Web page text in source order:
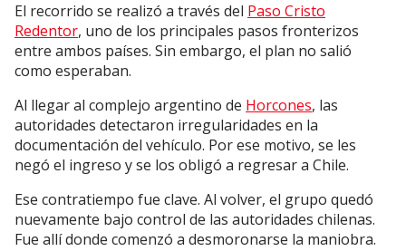
El recorrido se realizó a través del Paso Cristo
Redentor, uno de los principales pasos fronterizos
entre ambos países. Sin embargo, el plan no salió
como esperaban.
Al llegar al complejo argentino de Horcones, las
autoridades detectaron irregularidades en la
documentación del vehículo. Por ese motivo, se les
negó el ingreso y se los obligó a regresar a Chile.
Ese contratiempo fue clave. Al volver, el grupo quedó
nuevamente bajo control de las autoridades chilenas.
Fue allí donde comenzó a desmoronarse la maniobra.